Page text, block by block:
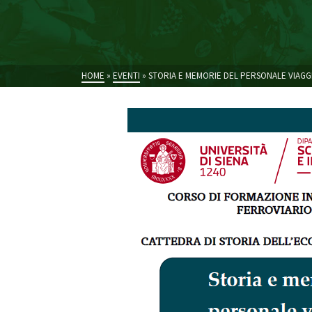
HOME » EVENTI » STORIA E MEMORIE DEL PERSONALE